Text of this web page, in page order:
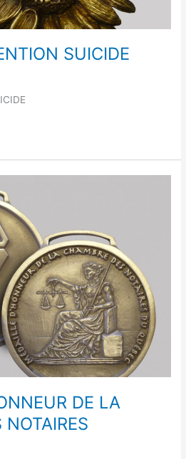
SUICIDE
DE LA